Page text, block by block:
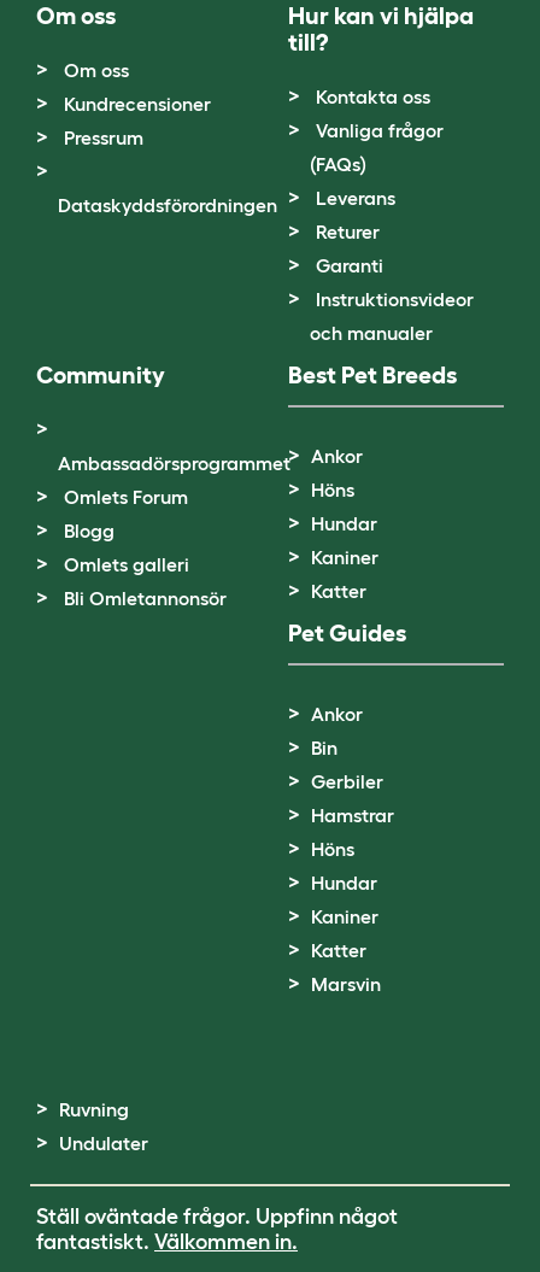
Om oss
Om oss
Kundrecensioner
Pressrum
Dataskyddsförordningen
Hur kan vi hjälpa
till?
Kontakta oss
Vanliga frågor
(FAQs)
Leverans
Returer
Garanti
Instruktionsvideor
och manualer
Community
Ambassadörsprogrammet
Omlets Forum
Blogg
Omlets galleri
Bli Omletannonsör
Best Pet Breeds
Ankor
Höns
Hundar
Kaniner
Katter
Pet Guides
Ankor
Bin
Gerbiler
Hamstrar
Höns
Hundar
Kaniner
Katter
Marsvin
Ruvning
Undulater
Ställ oväntade frågor. Uppfinn något
fantastiskt. Välkommen in.